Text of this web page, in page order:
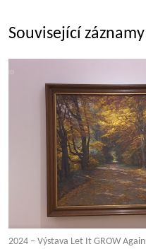
Související záznamy
2024 – Výstava Let It GROW Again